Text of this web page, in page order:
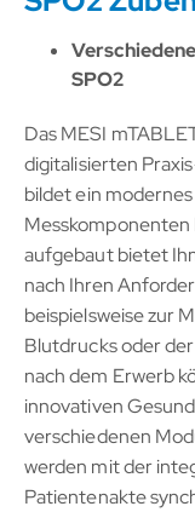
SPO2
Das MESI
digitalisierten
bildet ein
aufgebaut bietet
nach Ihren
beispielsweise zur
Blutdrucks oder
nach dem Erwerb
innovativen
verschiedenen
werden mit der
Patientenakte